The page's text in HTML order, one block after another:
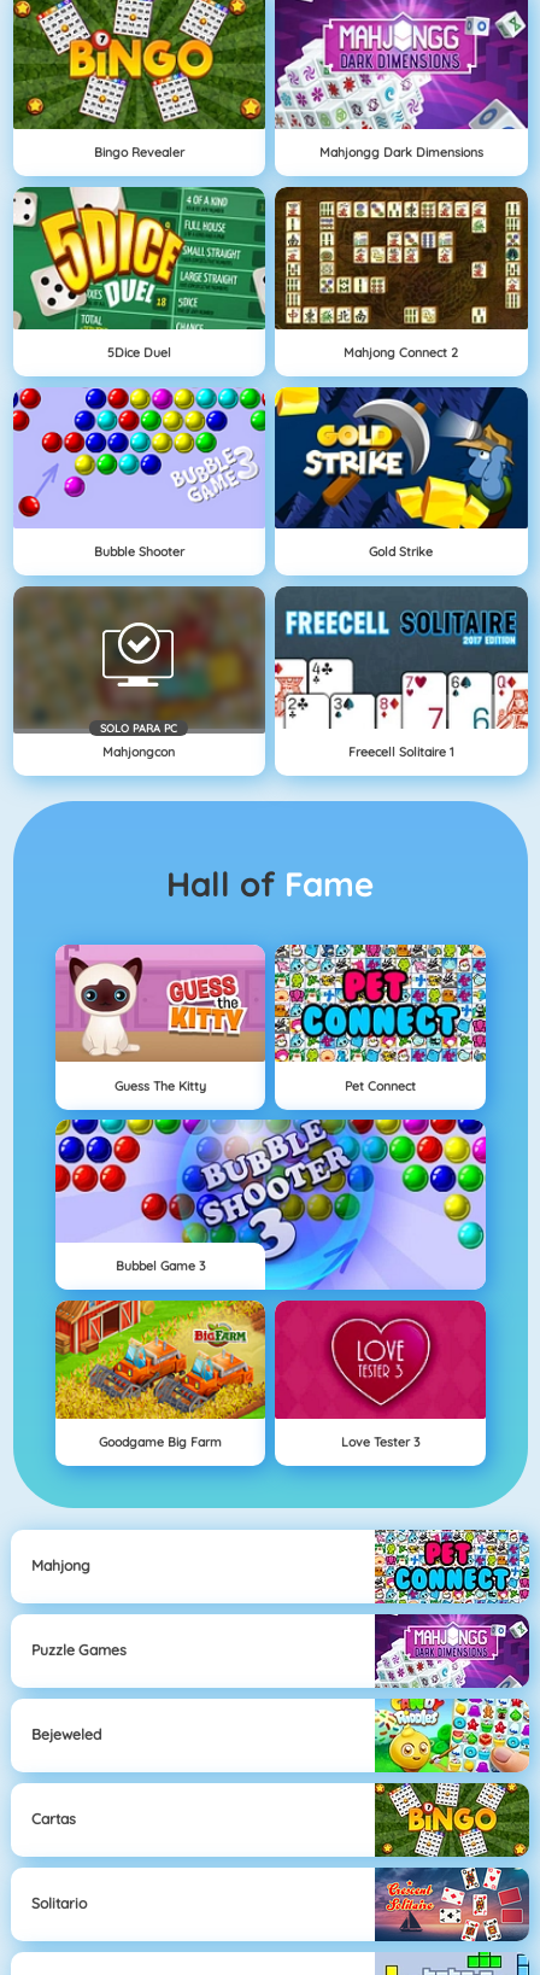
Bingo Revealer Mahjongg Dark Dimensions
5Dice Duel Mahjong Connect 2
Bubble Shooter Gold Strike
SOLO PARA PC
Mahjongcon Freecell Solitaire 1
Hall of Fame
Guess The Kitty Pet Connect
Bubbel Game 3
Goodgame Big Farm Love Tester 3
Mahjong
Puzzle Games
Bejeweled
Cartas
Solitario